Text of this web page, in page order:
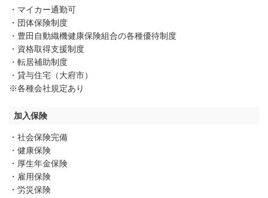
・マイカー通勤可
・団体保険制度
・豊田自動織機健康保険組合の各種優待制度
・資格取得支援制度
・転居補助制度
・貸与住宅（大府市）
※各種会社規定あり
加入保険
・社会保険完備
・健康保険
・厚生年金保険
・雇用保険
・労災保険